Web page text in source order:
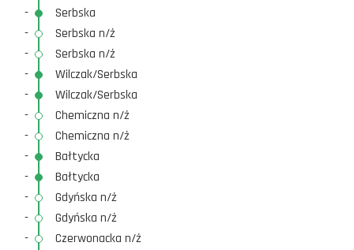
-
Serbska
-
Serbska n/ż
-
Serbska n/ż
-
Wilczak/Serbska
-
Wilczak/Serbska
-
Chemiczna n/ż
-
Chemiczna n/ż
-
Bałtycka
-
Bałtycka
-
Gdyńska n/ż
-
Gdyńska n/ż
-
Czerwonacka n/ż